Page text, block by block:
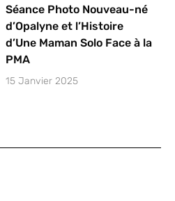
Séance Photo Nouveau-né
d’Opalyne et l’Histoire
d’Une Maman Solo Face à la
PMA
15 Janvier 2025